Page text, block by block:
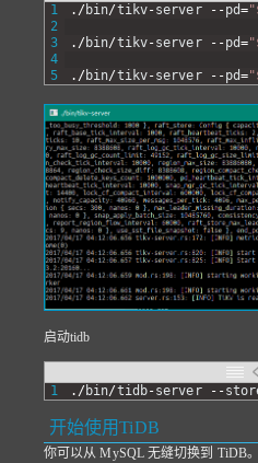
1
2
3
4
5
. / bin/tikv-server --pd=
. / bin/tikv-server --pd=
. / bin/tikv-server --pd=
启动tidb
1
. / bin/tidb-server --
开始使用TiDB
你可以从 MySQL 无缝切换到 TiDB